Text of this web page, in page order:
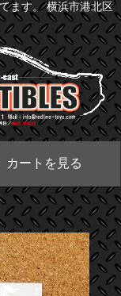
ます。 横浜市港北区
カートを見る